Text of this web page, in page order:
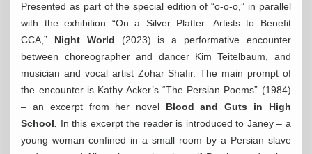
Presented as part of the special edition of “o-o-o,” in parallel
with the exhibition “On a Silver Platter: Artists to Benefit
CCA,” Night World (2023) is a performative encounter
between choreographer and dancer Kim Teitelbaum, and
musician and vocal artist Zohar Shafir. The main prompt of
the encounter is Kathy Acker’s “The Persian Poems” (1984)
– an excerpt from her novel Blood and Guts in High
School. In this excerpt the reader is introduced to Janey – a
young woman confined in a small room by a Persian slave